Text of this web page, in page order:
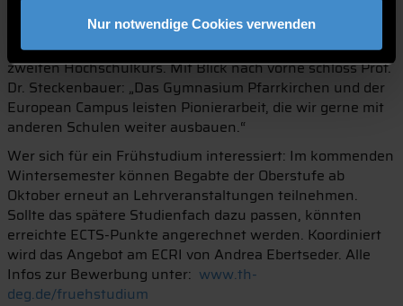
Nur notwendige Cookies verwenden
Unterm Strich können es sich die frisch zertifizierten
Gymnasiasten gut vorstellen, ein weiteres Frühstudium
anzugehen. Hanna Reichelt belegte ohnehin bereits ihren
zweiten Hochschulkurs. Mit Blick nach vorne schloss Prof.
Dr. Steckenbauer: „Das Gymnasium Pfarrkirchen und der
European Campus leisten Pionierarbeit, die wir gerne mit
anderen Schulen weiter ausbauen.“
Wer sich für ein Frühstudium interessiert: Im kommenden
Wintersemester können Begabte der Oberstufe ab
Oktober erneut an Lehrveranstaltungen teilnehmen.
Sollte das spätere Studienfach dazu passen, könnten
erreichte ECTS-Punkte angerechnet werden. Koordiniert
wird das Angebot am ECRI von Andrea Ebertseder. Alle
Infos zur Bewerbung unter: www.th-
deg.de/fruehstudium